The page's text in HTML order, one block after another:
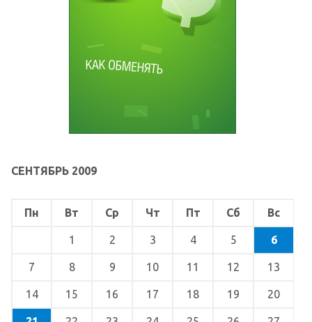
СЕНТЯБРЬ 2009
Пн Вт Ср Чт Пт Сб Вс
1 2 3 4 5 6
7 8 9 10 11 12 13
14 15 16 17 18 19 20